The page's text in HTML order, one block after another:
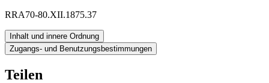
RRA70-80.XII.1875.37
Inhalt und innere Ordnung
Zugangs- und Benutzungsbestimmungen
Teilen